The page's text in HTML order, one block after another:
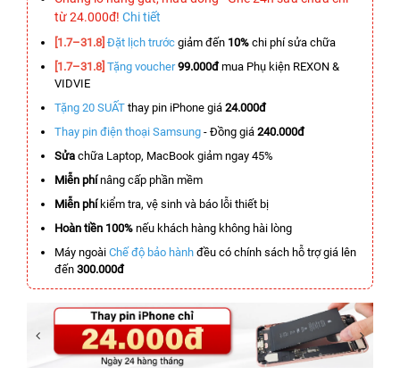
từ 24.000đ! Chi tiết
[1.7–31.8] Đặt lịch trước giảm đến 10% chi phí sửa chữa
[1.7–31.8] Tặng voucher 99.000đmua Phụ kiện REXON &
VIDVIE
Tặng 20 SUẤT thay pin iPhone giá 24.000đ
Thay pin điện thoại Samsung - Đồng giá 240.000đ
Sửa chữa Laptop, MacBook giảm ngay 45%
Miễn phínâng cấp phần mềm
Miễn phíkiểm tra, vệ sinh và báo lỗi thiết bị
Hoàn tiền 100% nếu khách hàng không hài lòng
Máy ngoài Chế độ bảo hành đều có chính sách hỗ trợ giá lên
đến 300.000đ